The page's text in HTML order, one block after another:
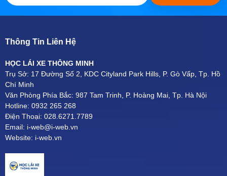
Thông Tin Liên Hệ
HỌC LÁI XE THÔNG MINH
Trụ Sở: 17 Đường Số 2, KDC Cityland Park Hills, P. Gò Vấp, Tp. Hồ
Chí Minh
Văn Phòng Phía Bắc: 987 Tam Trinh, P. Hoàng Mai, Tp. Hà Nội
Hotline: 0932 265 268
Điện Thoại: 028.6271.7789
Email: i-web@i-web.vn
Website: i-web.vn